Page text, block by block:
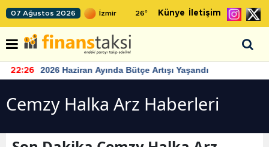
07 Ağustos 2026 26° Künye İletişim
22:26 2026 Haziran Ayında Bütçe Artışı Yaşandı
Cemzy Halka Arz Haberleri